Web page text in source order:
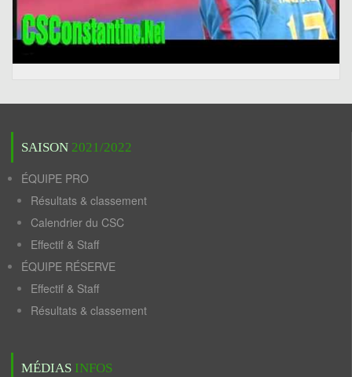
SAISON 2021/2022
ÉQUIPE PRO
Résultats & classement
Calendrier du CSC
Effectif & Staff
ÉQUIPE RÉSERVE
Effectif & Staff
Résultats & classement
MÉDIAS INFOS